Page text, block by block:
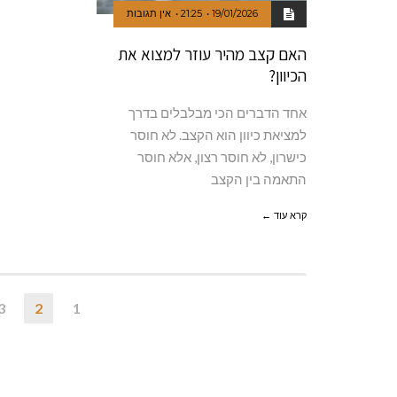
19/01/2026
21:25 אין תגובות
האם קצב מהיר עוזר למצוא את
הכיוון?
אחד הדברים הכי מבלבלים בדרך
למציאת כיוון הוא הקצב. לא חוסר
כישרון, לא חוסר רצון, אלא חוסר
התאמה בין הקצב
קרא עוד ←
1
2